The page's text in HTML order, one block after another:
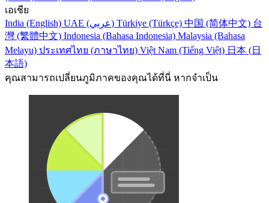
เอเชีย
India (English)
UAE (عربي) Türkiye (Türkçe) 中国 (简体中文) 台
灣 (繁體中文) Indonesia (Bahasa Indonesia) Malaysia (Bahasa
Melayu) ประเทศไทย (ภาษาไทย) Việt Nam (Tiếng Việt) 日本 (日
本語)
คุณสามารถเปลี่ยนภูมิภาคของคุณได้ที่นี่ หากจำเป็น